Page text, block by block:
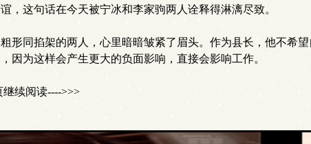
，这句话在今天被宁冰和李家驹两人诠释得淋漓尽致。
形同掐架的两人，心里暗暗皱紧了眉头。作为县长，他不希
因为这样会产生更大的负面影响，直接会影响工作。
续阅读---->>>